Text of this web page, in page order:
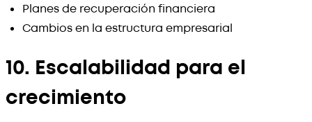
Planes de recuperación financiera
Cambios en la estructura empresarial
10. Escalabilidad para el
crecimiento